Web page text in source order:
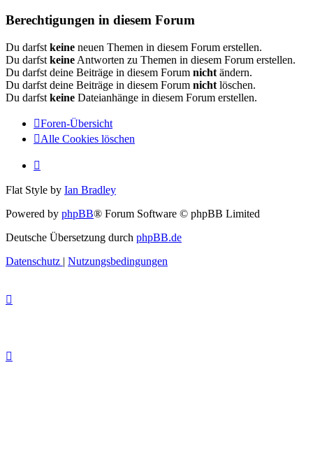
Berechtigungen in diesem Forum
Du darfst keine neuen Themen in diesem Forum erstellen.
Du darfst keine Antworten zu Themen in diesem Forum erstellen.
Du darfst deine Beiträge in diesem Forum nicht ändern.
Du darfst deine Beiträge in diesem Forum nicht löschen.
Du darfst keine Dateianhänge in diesem Forum erstellen.
Foren-Übersicht
Alle Cookies löschen
Flat Style by Ian Bradley
Powered by phpBB® Forum Software © phpBB Limited
Deutsche Übersetzung durch phpBB.de
Datenschutz | Nutzungsbedingungen